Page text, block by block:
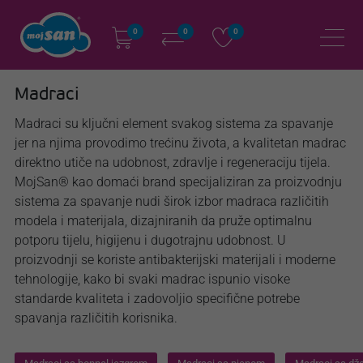
0 0 0
Madraci
Madraci su ključni element svakog sistema za spavanje
jer na njima provodimo trećinu života, a kvalitetan madrac
direktno utiče na udobnost, zdravlje i regeneraciju tijela.
MojSan® kao domaći brand specijaliziran za proizvodnju
sistema za spavanje nudi širok izbor madraca različitih
modela i materijala, dizajniranih da pruže optimalnu
potporu tijelu, higijenu i dugotrajnu udobnost. U
proizvodnji se koriste antibakterijski materijali i moderne
tehnologije, kako bi svaki madrac ispunio visoke
standarde kvaliteta i zadovoljio specifične potrebe
spavanja različitih korisnika.